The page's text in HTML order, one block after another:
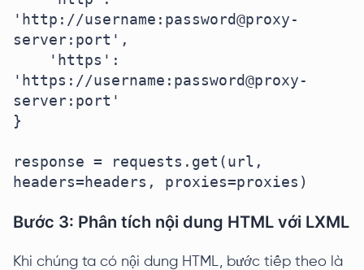
'http://username:password@proxy-
server:port',
'https://username:password@proxy-
server:port'
}
response = requests.get(url,
headers=headers, proxies=proxies)
Bước 3: Phân tích nội dung HTML với LXML
Khi chúng ta có nội dung HTML, bước tiếp theo là